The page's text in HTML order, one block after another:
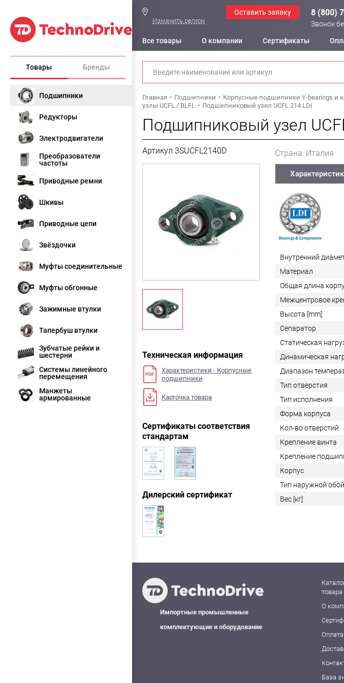
Товары Бренды
Подшипники
Редукторы
Электродвигатели
Преобразователи
частоты
Приводные ремни
Шкивы
Приводные цепи
Звёздочки
Муфты соединительные
Муфты обгонные
Зажимные втулки
Тапербуш втулки
Зубчатые рейки и
шестерни
Системы линейного
перемещения
Манжеты
армированные
Изменить регион
Оставить заявку 8 (800)
Звонок
Все товары О компании Сертификаты
Главная Подшипники Корпусные подшипники Y-bearings и
узлы UCFL / BLFL
Подшипниковый узел UCFL 214 LDI
Подшипниковый узел
Артикул 3SUCFL2140D Страна: Италия
Техническая информация
Характеристики - Корпусные
подшипники
Карточка товара
Сертификаты соответствия
стандартам
Дилерский сертификат
Внутренний
Материал
Общая длина
Межцентровое
Высота [mm]
Сепаратор
Статическая
Динамическая
Диапазон
Тип отверстия
Тип исполнения
Форма корпуса
Кол-во отверстий
Крепление винта
Крепление
Корпус
Тип наружной
Вес [кг]
Импортные промышленные
комплектующие и оборудование
товара
О
Оплата
База